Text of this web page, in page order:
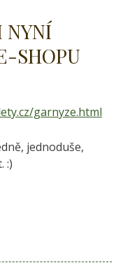
NYNÍ
SHOPU
garnyze.html
jednoduše,
:)